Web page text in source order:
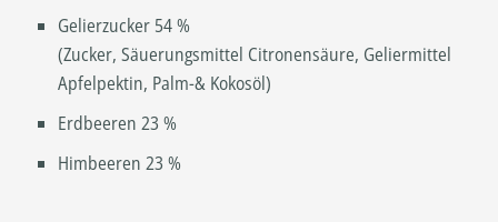
Gelierzucker 54 %
(Zucker, Säuerungsmittel Citronensäure, Geliermittel
Apfelpektin, Palm-& Kokosöl)
Erdbeeren 23 %
Himbeeren 23 %